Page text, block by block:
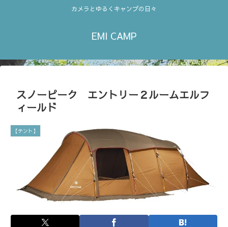
カメラとゆるくキャンプの日々
EMI CAMP
スノーピーク エントリー２ルームエルフ
ィールド
【テント】